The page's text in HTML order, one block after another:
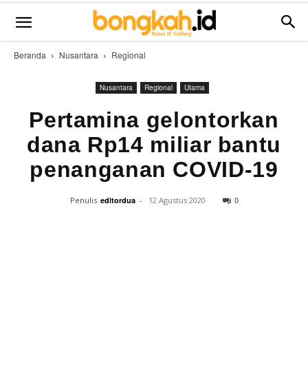
Beranda Nusantara Regional
Nusantara Regional Utama
Pertamina gelontorkan
dana Rp14 miliar bantu
penanganan COVID-19
Penulis editordua - 12 Agustus 2020 0